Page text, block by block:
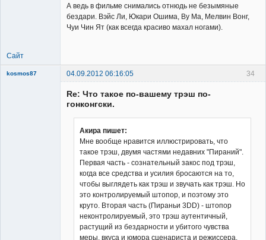
А ведь в фильме снимались отнюдь не безымяные
бездари. Вэйс Ли, Юкари Ошима, Ву Ма, Мелвин Вонг,
Чуи Чин Ят (как всегда красиво махал ногами).
Сайт
34
kosmos87 04.09.2012 06:16:05
Re: Что такое по-вашему трэш по-
гонконгски.
Акира пишет:
Мне вообще нравится иллюстрировать, что
такое трэш, двумя частями недавних "Пираний".
Первая часть - сознательный закос под трэш,
когда все средства и усилия бросаются на то,
чтобы выглядеть как трэш и звучать как трэш. Но
это контролируемый штопор, и поэтому это
круто. Вторая часть (Пираньи 3DD) - штопор
неконтролируемый, это трэш аутентичный,
растущий из бездарности и убитого чувства
меры, вкуса и юмора сценариста и режиссера.